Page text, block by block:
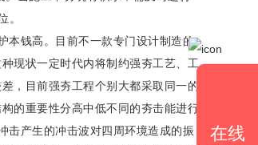
。
钱高。目前不一款专门设计制造的
现状一定时代内将制约强夯工艺、工
，目前强夯工程个别大都采取同一的
的重要性分高中低不同的夯击能进行
击产生的冲击波对四周环境造成的振
在线